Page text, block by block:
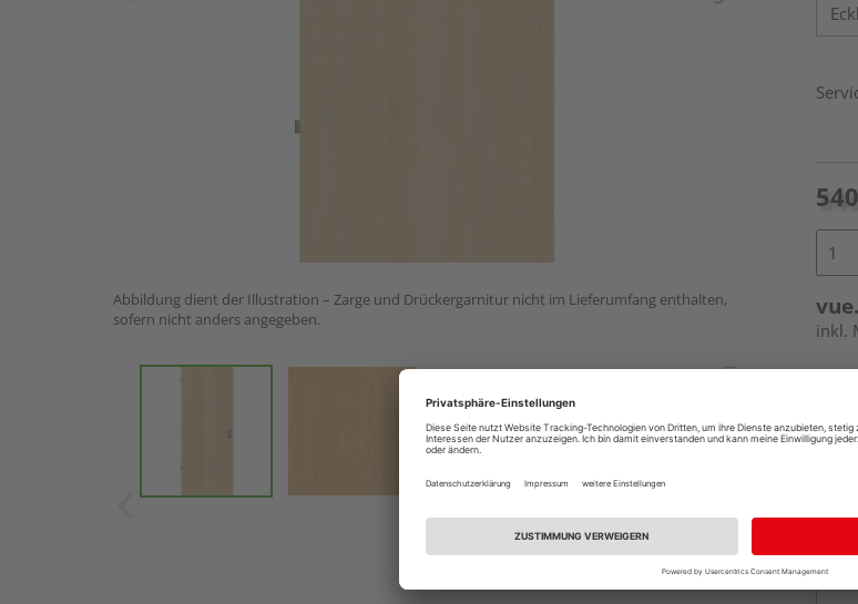
Abbildung dient der Illustration – Zarge und Drückergarnitur nicht im Lieferumfang enthalten,
sofern nicht anders angegeben.
inkl.